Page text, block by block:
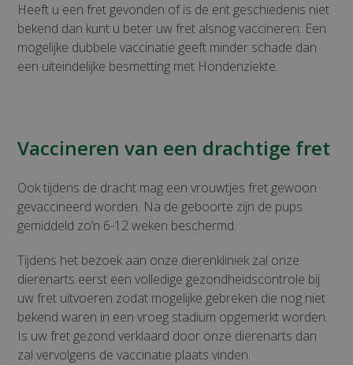
Heeft u een fret gevonden of is de ent geschiedenis niet
bekend dan kunt u beter uw fret alsnog vaccineren. Een
mogelijke dubbele vaccinatie geeft minder schade dan
een uiteindelijke besmetting met Hondenziekte.
Vaccineren van een drachtige fret
Ook tijdens de dracht mag een vrouwtjes fret gewoon
gevaccineerd worden. Na de geboorte zijn de pups
gemiddeld zo’n 6-12 weken beschermd.
Tijdens het bezoek aan onze dierenkliniek zal onze
dierenarts eerst een volledige gezondheidscontrole bij
uw fret uitvoeren zodat mogelijke gebreken die nog niet
bekend waren in een vroeg stadium opgemerkt worden.
Is uw fret gezond verklaard door onze dierenarts dan
zal vervolgens de vaccinatie plaats vinden.